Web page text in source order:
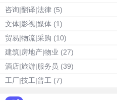
咨询|翻译|法律 (5)
文体|影视|媒体 (1)
贸易|物流|采购 (10)
建筑|房地产|物业 (27)
酒店|旅游|服务员 (39)
工厂|技工|普工 (7)